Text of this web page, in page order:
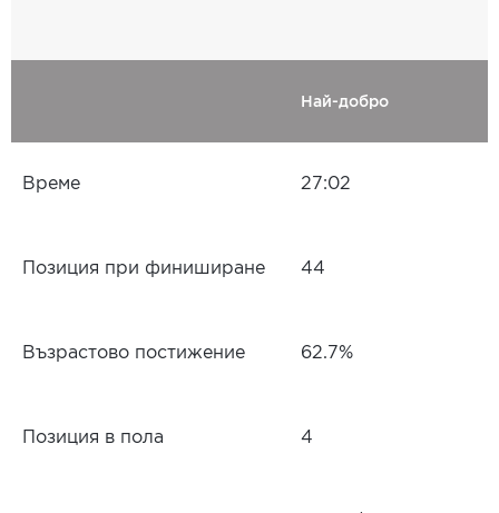
Най-добро
Време 27:02
Позиция при финиширане 44
Възрастово постижение 62.7%
Позиция в пола 4